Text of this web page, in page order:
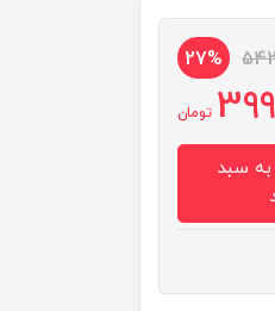
27%
تومان
به سبد